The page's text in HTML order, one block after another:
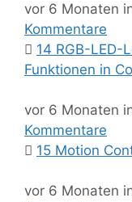
vor 6 Monaten
Kommentare
14 RGB-LED-
Funktionen in
vor 6 Monaten
Kommentare
15 Motion
vor 6 Monaten